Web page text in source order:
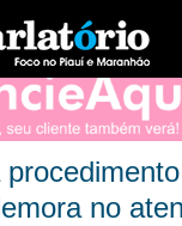
para o conteúdo
O Parlatório | Foco no Piauí e Maranhão
no